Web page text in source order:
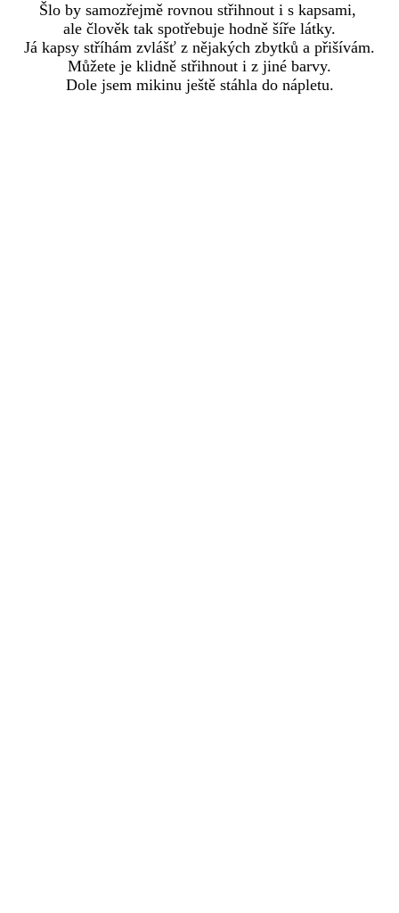
Šlo by samozřejmě rovnou střihnout i s kapsami,
ale člověk tak spotřebuje hodně šíře látky.
Já kapsy stříhám zvlášť z nějakých zbytků a přišívám.
Můžete je klidně střihnout i z jiné barvy.
Dole jsem mikinu ještě stáhla do nápletu.